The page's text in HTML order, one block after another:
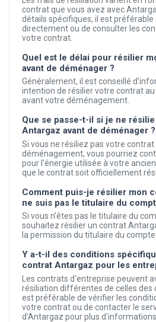
contrat que vous avez avec
détails spécifiques, il est
directement ou de consulter les
votre contrat.
Quel est le délai pour résilier
avant de déménager ?
Généralement, il est conseillé
intention de résilier votre contrat
avant votre déménagement.
Que se passe-t-il si je ne
Antargaz avant de déménager ?
Si vous ne résiliez pas votre
déménagement, vous pourriez
pour l'énergie utilisée à votre
que le contrat soit officiellement
Comment puis-je résilier mon
ne suis pas le titulaire du
Si vous n'êtes pas le titulaire du
souhaitez résilier un contrat
la permission du titulaire du compte.
Y a-t-il des conditions
contrat Antargaz pour les
Les contrats d'entreprise peuvent
résiliation différentes de celles des
est préférable de vérifier les
votre contrat ou de contacter le
d'Antargaz pour plus d'informations.